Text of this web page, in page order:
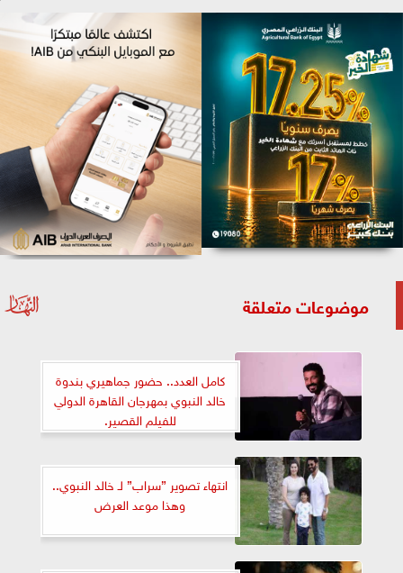
موضوعات متعلقة
كامل العدد.. حضور جماهيري بندوة
خالد النبوي بمهرجان القاهرة الدولي
للفيلم القصير.
انتهاء تصوير ”سراب” لـ خالد النبوي..
وهذا موعد العرض